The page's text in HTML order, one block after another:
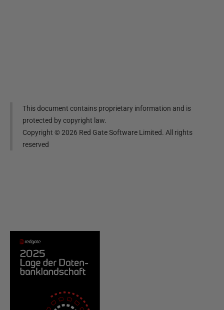
This document contains proprietary information and is
protected by copyright law.
Copyright ©2026 Red Gate Software Limited. All rights
reserved